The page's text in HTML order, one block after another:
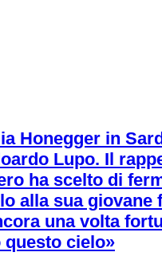
Honegger in
Lupo. Il
ha scelto di
alla sua giovane
una volta
cielo»